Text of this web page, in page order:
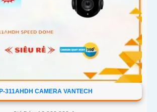
311AHDH CAMERA VANTECH